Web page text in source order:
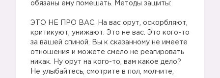
обязаны ему помешать. Методы защиты:
ЭТО НЕ ПРО ВАС. На вас орут, оскорбляют,
критикуют, унижают. Это не вас. Это кого-то
за вашей спиной. Вы к сказанному не имеете
отношения и можете смело не реагировать
никак. Ну орут на кого-то, вам какое дело?
Не улыбайтесь, смотрите в пол, молчите,